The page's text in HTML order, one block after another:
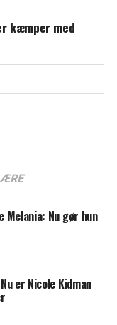
var gift
kæmper med
Nu gør hun
er Nicole Kidman